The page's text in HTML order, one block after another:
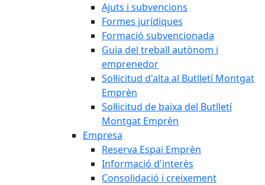
Ajuts i subvencions
Formes jurídiques
Formació subvencionada
Guia del treball autònom i
emprenedor
Sol·licitud d'alta al Butlletí Montgat
Emprèn
Sol·licitud de baixa del Butlletí
Montgat Emprèn
Empresa
Reserva Espai Emprèn
Informació d'interès
Consolidació i creixement